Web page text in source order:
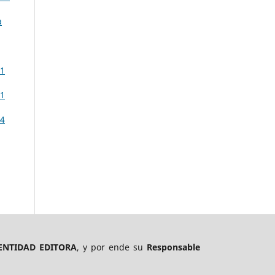
EDITORA, y por ende su Responsable